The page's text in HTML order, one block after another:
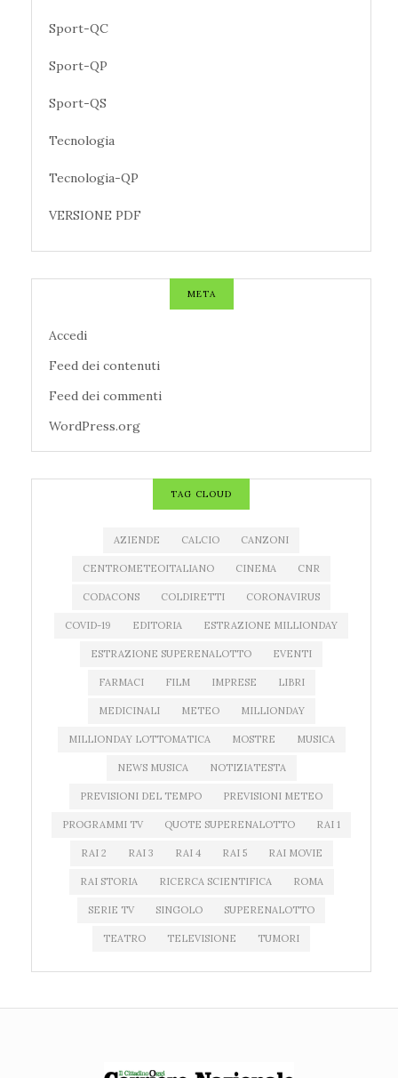
Sport-QC
Sport-QP
Sport-QS
Tecnologia
Tecnologia-QP
VERSIONE PDF
META
Accedi
Feed dei contenuti
Feed dei commenti
WordPress.org
TAG CLOUD
AZIENDE CALCIO CANZONI
CENTROMETEOITALIANO CINEMA CNR
CODACONS COLDIRETTI CORONAVIRUS
COVID-19 EDITORIA ESTRAZIONE MILLIONDAY
ESTRAZIONE SUPERENALOTTO EVENTI
FARMACI FILM IMPRESE LIBRI
MEDICINALI METEO MILLIONDAY
MILLIONDAY LOTTOMATICA MOSTRE MUSICA
NEWS MUSICA NOTIZIATESTA
PREVISIONI DEL TEMPO PREVISIONI METEO
PROGRAMMI TV QUOTE SUPERENALOTTO RAI 1
RAI 2 RAI 3 RAI 4 RAI 5 RAI MOVIE
RAI STORIA RICERCA SCIENTIFICA ROMA
SERIE TV SINGOLO SUPERENALOTTO
TEATRO TELEVISIONE TUMORI